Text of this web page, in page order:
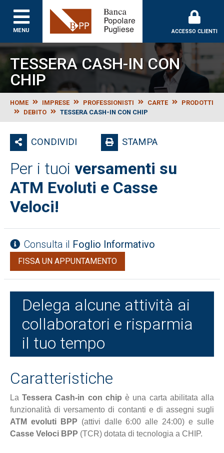
MENU
Banca Popolare
ACCESSO CLIENTI
TESSERA CASH-IN CON
CHIP
HOME IMPRESE PROFESSIONISTI CARTE
PRODOTTI
DEBITO
TESSERA CASH-IN CON CHIP
CONDIVIDI STAMPA
Per i tuoi versamenti su
ATM Evoluti e Casse
Veloci!
Consulta il Foglio Informativo
FISSA UN APPUNTAMENTO
Delega alcune attività ai
collaboratori e risparmia
il tuo tempo
Caratteristiche
LaTessera Cash-in con chipè una carta abilitata alla
funzionalità di versamento di contanti e di assegni sugli
ATM evoluti BPP (attivi dalle 6:00 alle 24:00) e sulle
Casse Veloci BPP (TCR) dotata di tecnologia a CHIP.